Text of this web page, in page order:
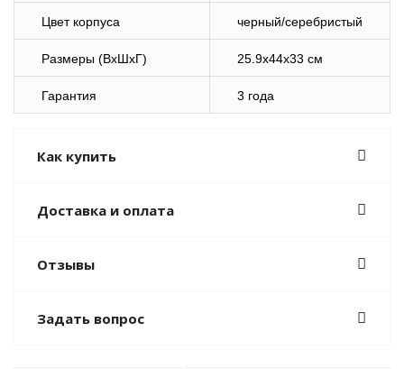
Цвет корпуса черный/серебристый
Размеры (ВхШхГ) 25.9x44x33 см
Гарантия 3 года
Как купить
Доставка и оплата
Отзывы
Задать вопрос